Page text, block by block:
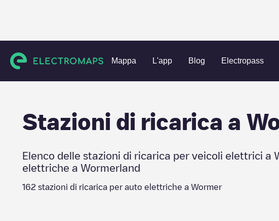
Mappa L'app Blog Electropass
Charging stations Paesi Bassi Wormerland Wormer
Stazioni di ricarica a
Elenco delle stazioni di ricarica per veicoli elettrici a
elettriche a Wormerland
162 stazioni di ricarica per auto elettriche a Wormer